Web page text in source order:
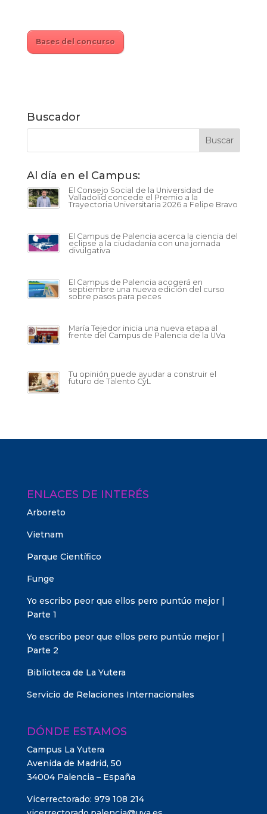
Bases del concurso
Buscador
Al día en el Campus:
El Consejo Social de la Universidad de
Valladolid concede el Premio a la
Trayectoria Universitaria 2026 a Felipe Bravo
El Campus de Palencia acerca la ciencia del
eclipse a la ciudadanía con una jornada
divulgativa
El Campus de Palencia acogerá en
septiembre una nueva edición del curso
sobre pasos para peces
María Tejedor inicia una nueva etapa al
frente del Campus de Palencia de la UVa
Tu opinión puede ayudar a construir el
futuro de Talento CyL
ENLACES DE INTERÉS
Arboreto
Vietnam
Parque Científico
Funge
Yo escribo peor que ellos pero puntúo mejor |
Parte 1
Yo escribo peor que ellos pero puntúo mejor |
Parte 2
Biblioteca de La Yutera
Servicio de Relaciones Internacionales
DÓNDE ESTAMOS
Campus La Yutera
Avenida de Madrid, 50
34004 Palencia – España
Vicerrectorado: 979 108 214